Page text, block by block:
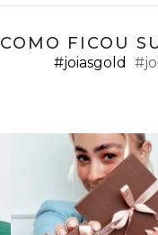
COMO FICOU
#joiasgold